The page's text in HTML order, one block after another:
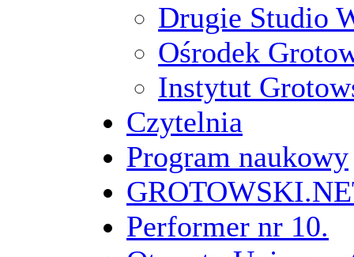
Drugie Studio
Ośrodek
Instytut
Czytelnia
Program naukowy
Performer nr 10.